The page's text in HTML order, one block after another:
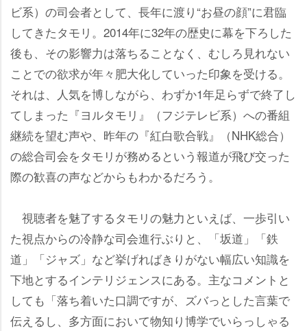
ビ系）の司会者として、長年に渡り“お昼の顔”に君臨
してきたタモリ。2014年に32年の歴史に幕を下ろした
後も、その影響力は落ちることなく、むしろ見れない
ことでの欲求が年々肥大化していった印象を受ける。
それは、人気を博しながら、わずか1年足らずで終了し
てしまった『ヨルタモリ』（フジテレビ系）への番組
継続を望む声や、昨年の『紅白歌合戦』（NHK総合）
の総合司会をタモリが務めるという報道が飛び交った
際の歓喜の声などからもわかるだろう。
視聴者を魅了するタモリの魅力といえば、一歩引い
た視点からの冷静な司会進行ぶりと、「坂道」「鉄
道」「ジャズ」など挙げればきりがない幅広い知識を
下地とするインテリジェンスにある。主なコメントと
しても「落ち着いた口調ですが、ズバっとした言葉で
伝えるし、多方面において物知り博学でいらっしゃる